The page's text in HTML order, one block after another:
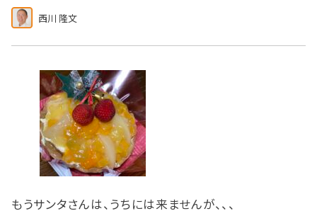
西川 隆文
もうサンタさんは、うちには来ませんが、、、